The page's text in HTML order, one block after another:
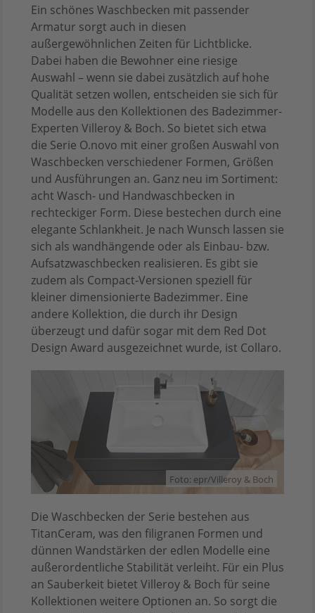
Ein schönes Waschbecken mit passender
Armatur sorgt auch in diesen
außergewöhnlichen Zeiten für Lichtblicke.
Dabei haben die Bewohner eine riesige
Auswahl – wenn sie dabei zusätzlich auf hohe
Qualität setzen wollen, entscheiden sie sich für
Modelle aus den Kollektionen des Badezimmer-
Experten Villeroy & Boch. So bietet sich etwa
die Serie O.novo mit einer großen Auswahl von
Waschbecken verschiedener Formen, Größen
und Ausführungen an. Ganz neu im Sortiment:
acht Wasch- und Handwaschbecken in
rechteckiger Form. Diese bestechen durch eine
elegante Schlankheit. Je nach Wunsch lassen sie
sich als wandhängende oder als Einbau- bzw.
Aufsatzwaschbecken realisieren. Es gibt sie
zudem als Compact-Versionen speziell für
kleiner dimensionierte Badezimmer. Eine
andere Kollektion, die durch ihr Design
überzeugt und dafür sogar mit dem Red Dot
Design Award ausgezeichnet wurde, ist Collaro.
Foto: epr/Villeroy & Boch
Die Waschbecken der Serie bestehen aus
TitanCeram, was den filigranen Formen und
dünnen Wandstärken der edlen Modelle eine
außerordentliche Stabilität verleiht. Für ein Plus
an Sauberkeit bietet Villeroy & Boch für seine
Kollektionen weitere Optionen an. So sorgt die